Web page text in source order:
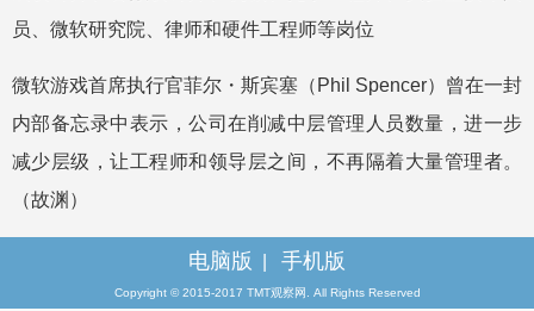
员、微软研究院、律师和硬件工程师等岗位
微软游戏首席执行官菲尔・斯宾塞（Phil Spencer）曾在一封
内部备忘录中表示，公司在削减中层管理人员数量，进一步
减少层级，让工程师和领导层之间，不再隔着大量管理者。
（故渊）
电脑版 手机版
Copyright © 2015-2017 TMT观察网. All Rights Reserved